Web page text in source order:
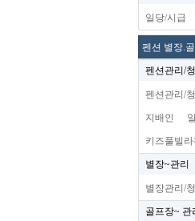
일당/시급
펜션 별장.
펜션관리/
펜션관리/
지배인
키즈풀빌라
별장~관리
별장관리/
골프장~ 관